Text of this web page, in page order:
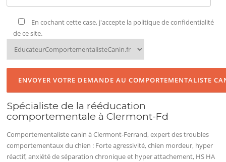
En cochant cette case, j'accepte la politique de confidentialité
de ce site.
Spécialiste de la rééducation
comportementale à Clermont-Fd
Comportementaliste canin à Clermont-Ferrand, expert des troubles
comportementaux du chien : Forte agressivité, chien mordeur, hyper
réactif, anxiété de séparation chronique et hyper attachement, HS HA